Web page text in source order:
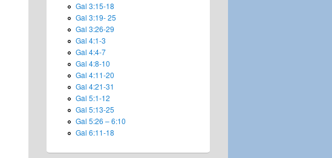
Gal 3:15-18
Gal 3:19- 25
Gal 3:26-29
Gal 4:1-3
Gal 4:4-7
Gal 4:8-10
Gal 4:11-20
Gal 4:21-31
Gal 5:1-12
Gal 5:13-25
Gal 5:26 – 6:10
Gal 6:11-18